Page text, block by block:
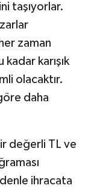
taşıyorlar.
zaman
kadar karışık
olacaktır.
daha
değerli TL ve
ihracata